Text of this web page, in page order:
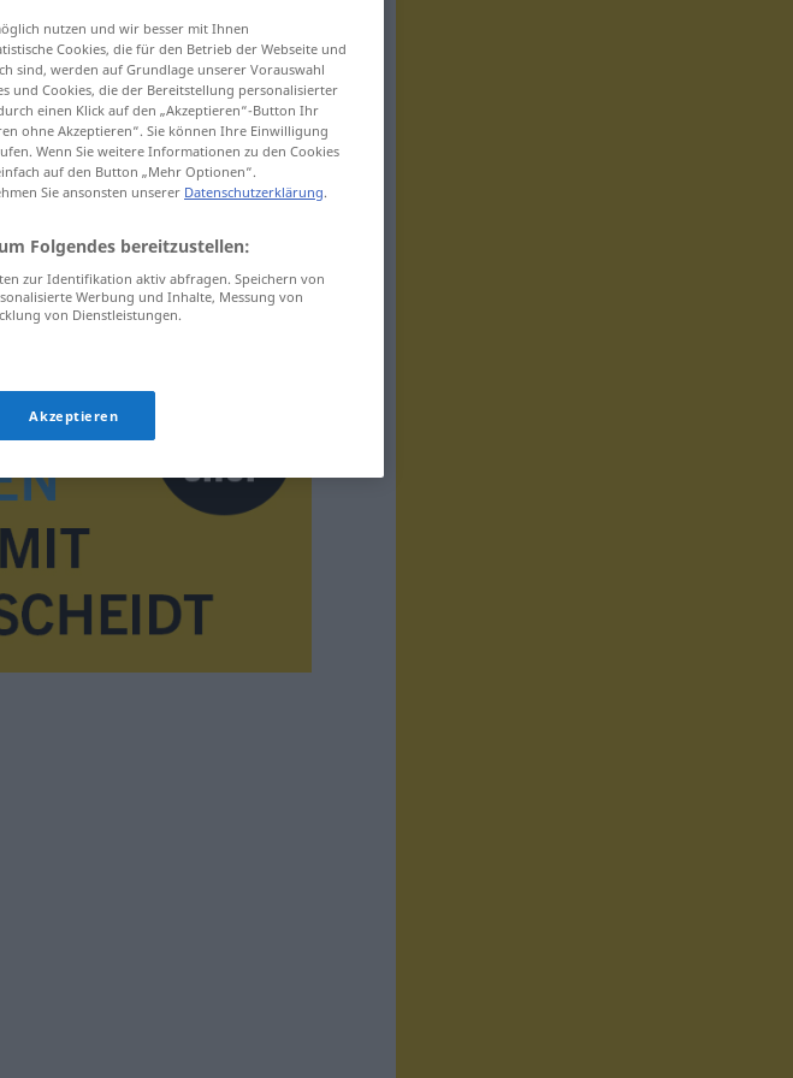
nutzen und wir besser mit Ihnen
Cookies, die für den Betrieb der Webseite und
sind, werden auf Grundlage unserer Vorauswahl
und Cookies, die der Bereitstellung personalisierter
einen Klick auf den „Akzeptieren“-Button Ihr
ohne Akzeptieren“. Sie können Ihre Einwilligung
Wenn Sie weitere Informationen zu den Cookies
auf den Button „Mehr Optionen“.
Sie ansonsten unserer Datenschutzerklärung.
Folgendes bereitzustellen:
zur Identifikation aktiv abfragen. Speichern von
Werbung und Inhalte, Messung von
von Dienstleistungen.
Akzeptieren